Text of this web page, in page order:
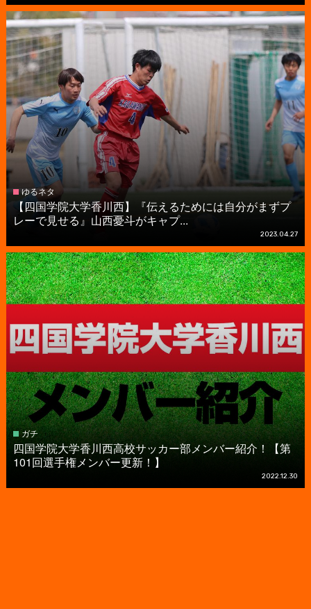
ゆるネタ
【四国学院大学香川西】『伝えるためには自分がまずプ
レーで見せる』山西憂斗がキャプ...
2023.04.27
ガチ
四国学院大学香川西高校サッカー部メンバー紹介！【第
101回選手権メンバー更新！】
2022.12.30